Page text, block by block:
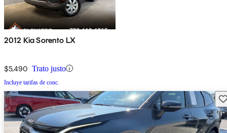
2012 Kia Sorento LX
$5,490 Trato justo
Incluye tarifas de conc.